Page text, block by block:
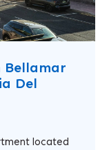
Bellamar
Del
located